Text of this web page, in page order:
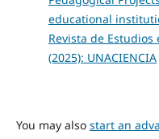
educational
Revista de Estudios
(2025): UNACIENCIA
You may also start an